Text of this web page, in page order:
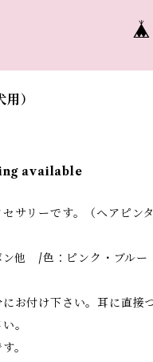
）
available
サリーです。（ヘアピンタ
他 /色：ピンク・ブル
お付け下さい。耳に直接
。
。